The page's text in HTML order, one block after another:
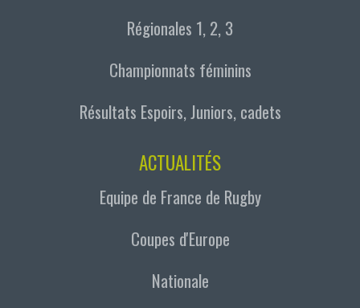
Régionales 1, 2, 3
Championnats féminins
Résultats Espoirs, Juniors, cadets
ACTUALITÉS
Equipe de France de Rugby
Coupes d'Europe
Nationale